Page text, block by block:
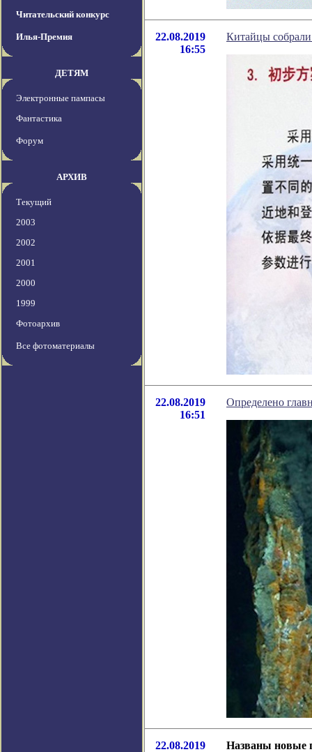
Читательский конкурс
Илья-Премия
ДЕТЯМ
Электронные пампасы
Фантастика
Форум
АРХИВ
Текущий
2003
2002
2001
2000
1999
Фотоархив
Все фотоматериалы
22.08.2019
16:55
Китайцы
22.08.2019
16:51
Определено
22.08.2019
Названы новые